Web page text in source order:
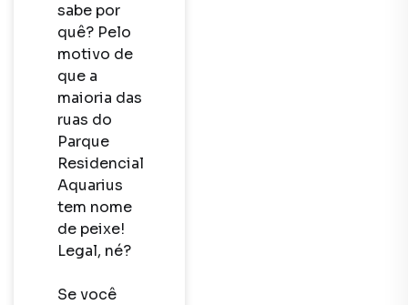
sabe por
quê? Pelo
motivo de
que a
maioria das
ruas do
Parque
Residencial
Aquarius
tem nome
de peixe!
Legal, né?
Se você